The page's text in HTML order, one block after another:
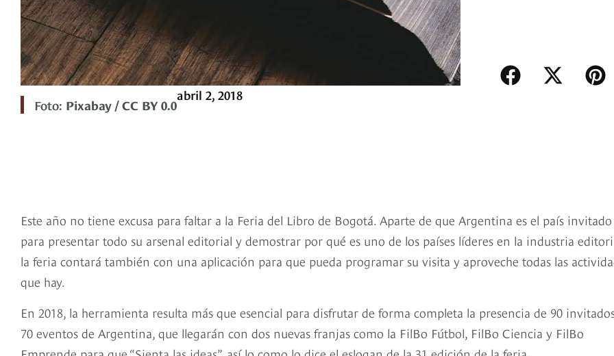
Foto: Pixabay / CC BY 0.0
abril 2, 2018
Este año no tiene excusa para faltar a la Feria del Libro de Bogotá. Aparte de que Argentina es el país invitado
para presentar todo su arsenal editorial y demostrar por qué es uno de los países líderes en la industria
la feria contará también con una aplicación para que pueda programar su visita y aproveche todas las
que hay.
En 2018, la herramienta resulta más que esencial para disfrutar de forma completa la presencia de 90
70 eventos de Argentina, que llegarán con dos nuevas franjas como la FilBo Fútbol, FilBo Ciencia y FilBo